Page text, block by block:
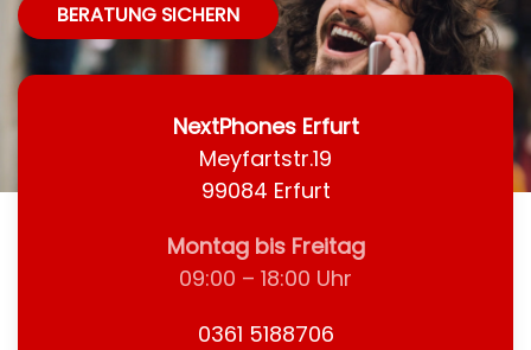
BERATUNG SICHERN
NextPhones Erfurt
Meyfartstr.19
99084 Erfurt
Montag bis Freitag
09:00 – 18:00 Uhr
0361 5188706